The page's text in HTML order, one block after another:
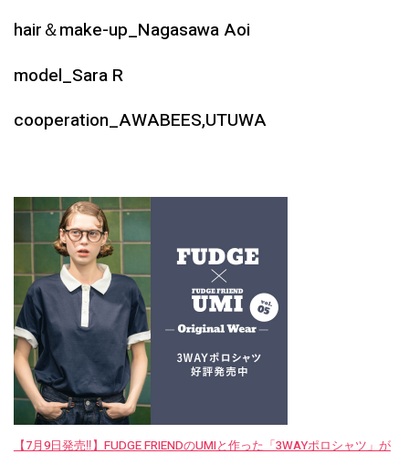
hair＆make-up_Nagasawa Aoi
model_Sara R
cooperation_AWABEES,UTUWA
【7月9日発売‼︎】FUDGE FRIENDのUMIと作った「3WAYポロシャツ」が